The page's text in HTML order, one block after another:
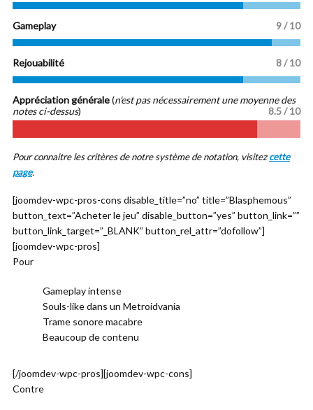
Gameplay 9 / 10
Rejouabilité 8 / 10
Appréciation générale(n'est pas nécessairement une moyenne des
notes ci-dessus) 8.5 / 10
Pour connaitre les critères de notre système de notation, visitezcette
page.
[joomdev-wpc-pros-cons disable_title=”no” title=”Blasphemous”
button_text=”Acheter le jeu” disable_button=”yes” button_link=””
button_link_target=”_BLANK” button_rel_attr=”dofollow”]
[joomdev-wpc-pros]
Pour
Gameplay intense
Souls-like dans un Metroidvania
Trame sonore macabre
Beaucoup de contenu
[/joomdev-wpc-pros][joomdev-wpc-cons]
Contre